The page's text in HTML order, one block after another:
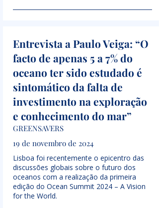
Entrevista a Paulo Veiga: “O
facto de apenas 5 a 7% do
oceano ter sido estudado é
sintomático da falta de
investimento na exploração
e conhecimento do mar”
GREENSAVERS
19 de novembro de 2024
Lisboa foi recentemente o epicentro das
discussões globais sobre o futuro dos
oceanos com a realização da primeira
edição do Ocean Summit 2024 – A Vision
for the World.